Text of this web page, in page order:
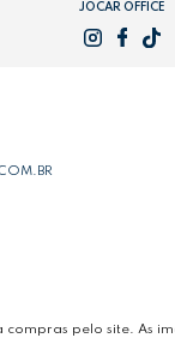
JOCAR OFFICE
pelo site. As